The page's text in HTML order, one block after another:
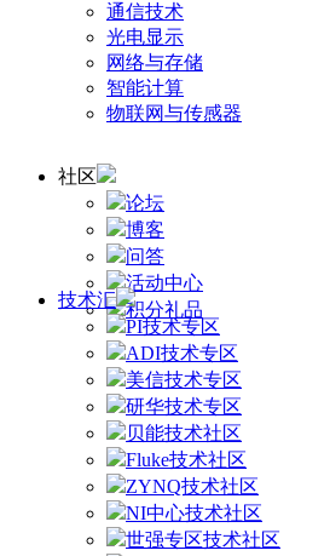
通信技术
光电显示
网络与存储
智能计算
物联网与传感器
社区
论坛
博客
问答
活动中心
积分礼品
技术汇
PI技术专区
ADI技术专区
美信技术专区
研华技术专区
贝能技术社区
Fluke技术社区
ZYNQ技术社区
NI中心技术社区
世强专区技术社区